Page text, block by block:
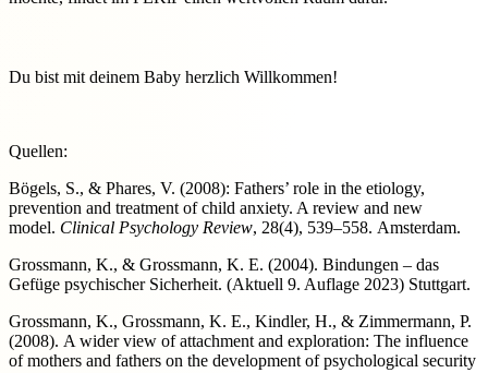
Du bist mit deinem Baby herzlich Willkommen!
Quellen:
Bögels, S., & Phares, V. (2008): Fathers’ role in the etiology,
prevention and treatment of child anxiety. A review and new
model. Clinical Psychology Review, 28(4), 539–558. Amsterdam.
Grossmann, K., & Grossmann, K. E. (2004). Bindungen – das
Gefüge psychischer Sicherheit. (Aktuell 9. Auflage 2023) Stuttgart.
Grossmann, K., Grossmann, K. E., Kindler, H., & Zimmermann, P.
(2008). A wider view of attachment and exploration: The influence
of mothers and fathers on the development of psychological security